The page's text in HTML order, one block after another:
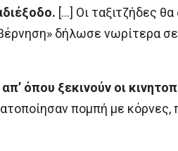
[…] Οι ταξιτζήδες
δήλωσε νωρίτερα
όπου ξεκινούν οι
πομπή με κόρνες,